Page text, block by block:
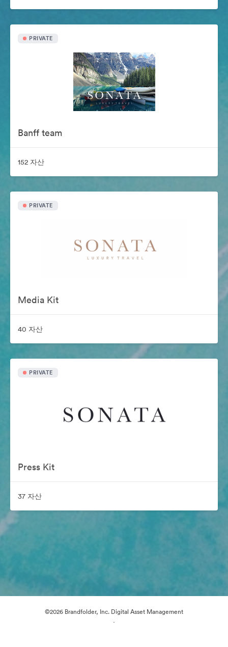
PRIVATE
Banff team
152 자산
PRIVATE
Media Kit
40 자산
PRIVATE
Press Kit
37 자산
©2026 Brandfolder, Inc. Digital Asset Management
·